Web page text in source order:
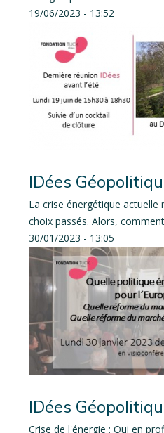
19/06/2023 - 13:52
IDées
La crise énergétique actuelle
choix passés. Alors,
30/01/2023 - 13:05
IDées
Crise de l'énergie : Qui en